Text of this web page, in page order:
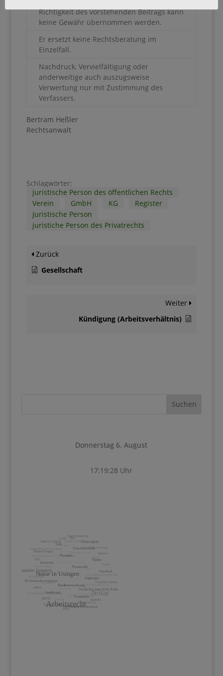
Richtigkeit des vorstehenden Beitrags kann
keine Gewähr übernommen werden.
Er ersetzt keine Rechtsberatung im
Einzelfall.
Nachdruck, Vervielfältigung oder
anderweitige auch auszugsweise
Verwertung nur mit Zustimmung des
Verfassers.
Bertram Heßler
Rechtsanwalt
Schlagwörter:
juristische Person des öffentlichen Rechts
Verein
GmbH KG
Register
juristische Person
juristiche Person des Privatrechts
Zurück
Gesellschaft
Weiter
Kündigung (Arbeitsverhältnis)
Donnerstag 6. August
17:19:28 Uhr